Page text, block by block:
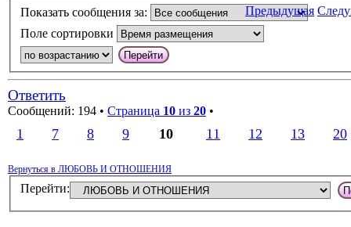
Предыдущая
Показать сообщения за:
Поле сортировки
Ответить
Сообщений: 194 • Страница 10 из 20 •
1 7 8 9 10 11 12 13 20
Вернуться в ЛЮБОВЬ И ОТНОШЕНИЯ
Перейти: